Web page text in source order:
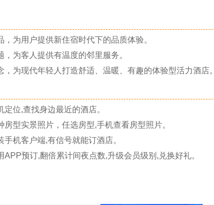
为用户提供新住宿时代下的品质体验。
为客人提供有温度的邻里服务。
现代年轻人打造舒适、温暖、有趣的体验型活力酒店。
位,查找身边最近的酒店。
实景照片，任选房型,手机查看房型照片。
机客户端,有信号就能订酒店。
预订,翻倍累计间夜点数,升级会员级别,兑换好礼。